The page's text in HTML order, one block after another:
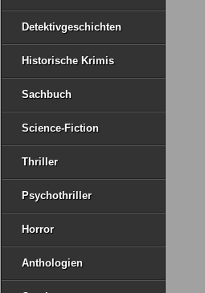
Detektivgeschichten
Historische Krimis
Sachbuch
Science-Fiction
Thriller
Psychothriller
Horror
Anthologien